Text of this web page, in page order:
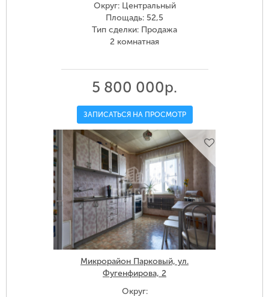
Округ: Центральный
Площадь: 52,5
Тип сделки: Продажа
2 комнатная
5 800 000р.
ЗАПИСАТЬСЯ НА ПРОСМОТР
Микрорайон Парковый, ул.
Фугенфирова, 2
Округ: